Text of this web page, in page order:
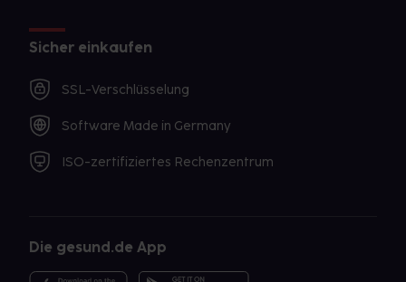
Sicher einkaufen
SSL-Verschlüsselung
Software Made in Germany
ISO-zertifiziertes Rechenzentrum
Die gesund.de App